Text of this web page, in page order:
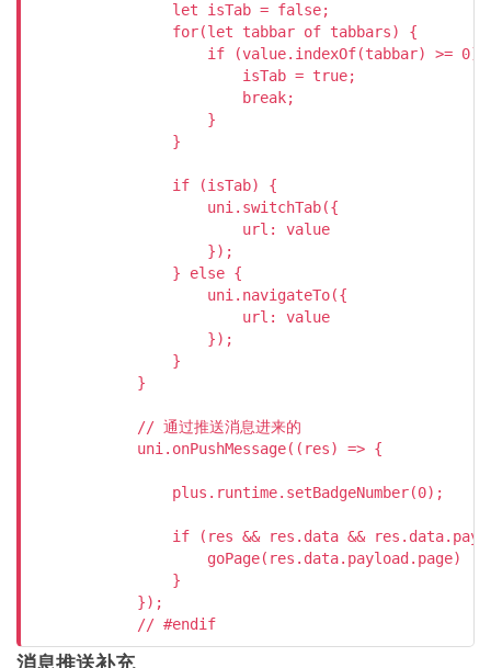
                let isTab = false;
                for(let tabbar of tabbars) {
if (value.indexOf(tabbar) >= 0)
                        isTab = true;
                        break;
                    }
                }
                if (isTab) {
                    uni.switchTab({
                        url: value
                    });
                } else {
                    uni.navigateTo({
                        url: value
                    });
                }
            }
            // 通过推送消息进来的
            uni.onPushMessage((res) => {
                plus.runtime.setBadgeNumber(0);
if (res && res.data &&
                    goPage(res.data.payload.page)
                }
            });
消息推送补充